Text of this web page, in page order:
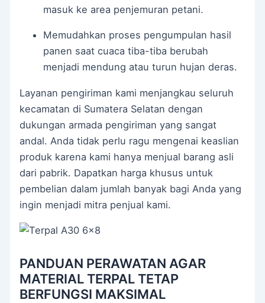
masuk ke area penjemuran petani.
Memudahkan proses pengumpulan hasil
panen saat cuaca tiba-tiba berubah
menjadi mendung atau turun hujan deras.
Layanan pengiriman kami menjangkau seluruh
kecamatan di Sumatera Selatan dengan
dukungan armada pengiriman yang sangat
andal. Anda tidak perlu ragu mengenai keaslian
produk karena kami hanya menjual barang asli
dari pabrik. Dapatkan harga khusus untuk
pembelian dalam jumlah banyak bagi Anda yang
ingin menjadi mitra penjual kami.
PANDUAN PERAWATAN AGAR
MATERIAL TERPAL TETAP
BERFUNGSI MAKSIMAL